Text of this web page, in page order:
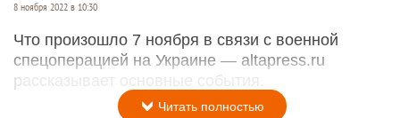
8 ноября 2022 в 10:30
Что произошло 7 ноября в связи с военной
спецоперацией на Украине — altapress.ru
рассказывает основные события.
Читать полностью